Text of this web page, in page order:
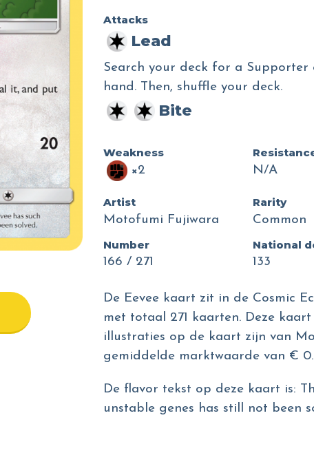
Attacks
Lead
Search your deck for a
hand. Then, shuffle your deck.
Bite
Weakness
×2
N/A
Artist
Motofumi Fujiwara
Rarity
Common
Number
166 / 271
National
133
De Eevee kaart zit in de Cosmic
met totaal 271 kaarten. Deze kaart
illustraties op de kaart zijn van
gemiddelde marktwaarde van €
De flavor tekst op deze kaart is:
unstable genes has still not been